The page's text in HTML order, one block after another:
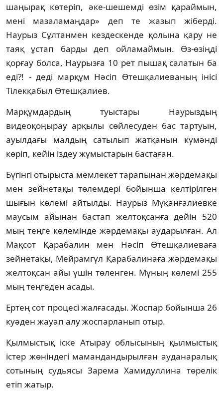
шаңырақ көтеріп, әке-шешемді өзім қараймын,
мені мазаламаңдар» деп те жазып жіберді.
Наурыз Сұлтанмен кездескенде қолына қару не
таяқ ұстап барды деп ойламаймын. Өз-өзіңді
қорғау болса, Наурызға 10 рет пышақ салатын ба
еді?! - деді марқұм Нәсіп Өтешқалиеваның інісі
Тілекқабыл Өтешқалиев.
Марқұмдардың туыстары Наурыздың
видеоқоңырау арқылы сөйлесуден бас тартуын,
ауылдағы малдың сатылып жатқанын күмәнді
көріп, кейін іздеу жұмыстарын бастаған.
Бүгінгі отырыста мемлекет тарапынан жәрдемақы
мен зейнетақы төлемдері бойынша келтірілген
шығын көлемі айтылды. Наурыз Мұқанғалиевке
маусым айынан бастап желтоқсанға дейін 520
мың теңге көлемінде жәрдемақы аударылған. Ал
Мақсот Қарабалин мен Нәсіп Өтешқалиеваға
зейнетақы, Мейрамгүл Қарабалинаға жәрдемақы
желтоқсан айы үшін төленген. Мұның көлемі 255
мың теңгеден асады.
Ертең сот процесі жалғасады. Жоспар бойынша 26
куәден жауап алу жоспарланып отыр.
Қылмыстық іске Атырау облысының қылмыстық
істер жөніндегі мамандандырылған ауданаралық
сотының судьясы Зарема Хамидуллина төрелік
етіп жатыр.